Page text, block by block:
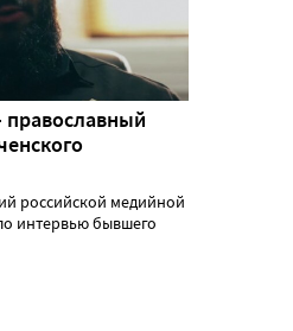
российской медийной
интервью бывшего